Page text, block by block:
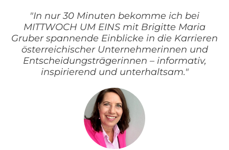
"In nur 30 Minuten bekomme ich bei
MITTWOCH UM EINS mit Brigitte Maria
Gruber spannende Einblicke in die Karrieren
österreichischer Unternehmerinnen und
Entscheidungsträgerinnen – informativ,
inspirierend und unterhaltsam."